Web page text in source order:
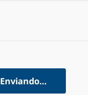
Enviando...